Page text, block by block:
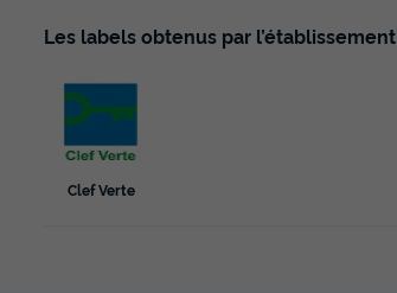
Les labels obtenus par l’établissement
Clef Verte